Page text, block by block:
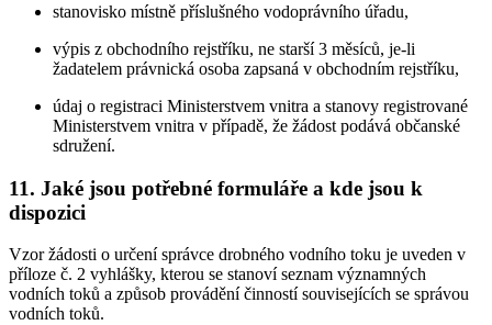
stanovisko místně příslušného vodoprávního úřadu,
výpis z obchodního rejstříku, ne starší 3 měsíců, je-li
žadatelem právnická osoba zapsaná v obchodním rejstříku,
údaj o registraci Ministerstvem vnitra a stanovy registrované
Ministerstvem vnitra v případě, že žádost podává občanské
sdružení.
11. Jaké jsou potřebné formuláře a kde jsou k
dispozici
Vzor žádosti o určení správce drobného vodního toku je uveden v
příloze č. 2 vyhlášky, kterou se stanoví seznam významných
vodních toků a způsob provádění činností souvisejících se správou
vodních toků.